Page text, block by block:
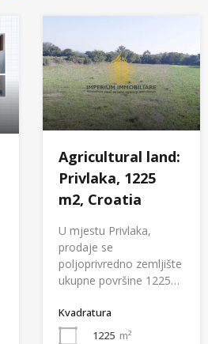
Agricultural land:
Privlaka, 1225
m2, Croatia
U mjestu Privlaka,
prodaje se
poljoprivredno zemljište
ukupne površine 1225…
Kvadratura
1225 m²